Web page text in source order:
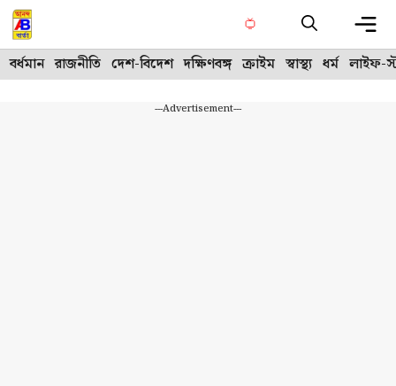
Skip
to
content
বর্ধমান রাজনীতি দেশ-বিদেশ দক্ষিণবঙ্গ ক্রাইম স্বাস্থ্য ধর্ম লাইফ-
---Advertisement---